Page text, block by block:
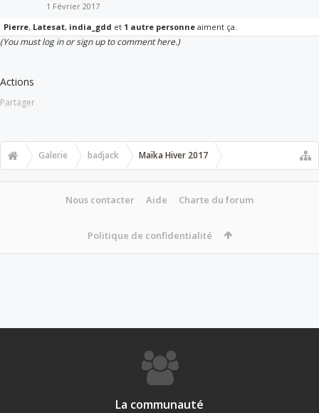
1 Février 2017
Pierre, Latesat, india_gdd et 1 autre personne aiment ça.
(You must log in or sign up to comment here.)
Actions
Partager
Galerie badjack Maïka Hiver 2017
Nous contacter Aide Charte du forum
Politique de confidentialité
La communauté